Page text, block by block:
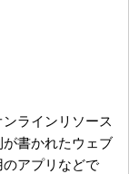
ラインリソース
書かれたウェブ
アプリなどで